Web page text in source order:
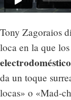
Tony Zagoraios
loca en la que
da un toque
locas» o «Mad-